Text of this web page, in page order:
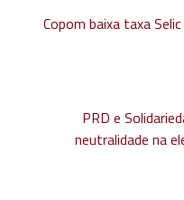
Copom baixa taxa
PRD e
neutralidade na